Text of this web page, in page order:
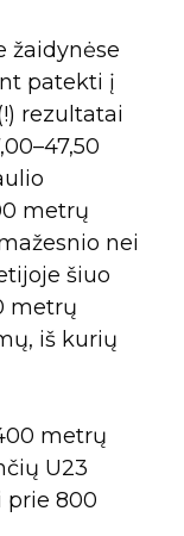
žaidynėse
patekti į
rezultatai
metrų
nei
šiuo
metrų
iš kurių
metrų
U23
prie 800